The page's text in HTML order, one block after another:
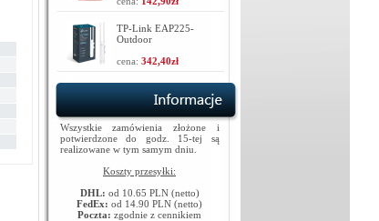
TP-Link EAP225-
Outdoor
cena: 342,40zł
Wszystkie zamówienia złożone i
potwierdzone do godz. 15-tej są
realizowane w tym samym dniu.
Koszty przesyłki:
DHL: od 10.65 PLN (netto)
FedEx: od 14.90 PLN (netto)
Poczta: zgodnie z cennikiem